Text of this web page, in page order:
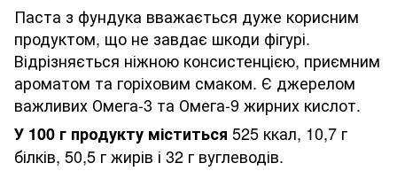
Паста з фундука вважається дуже корисним
продуктом, що не завдає шкоди фігурі.
Відрізняється ніжною консистенцією, приємним
ароматом та горіховим смаком. Є джерелом
важливих Омега-3 та Омега-9 жирних кислот.
У 100 г продукту міститься 525 ккал, 10,7 г
білків, 50,5 г жирів і 32 г вуглеводів.